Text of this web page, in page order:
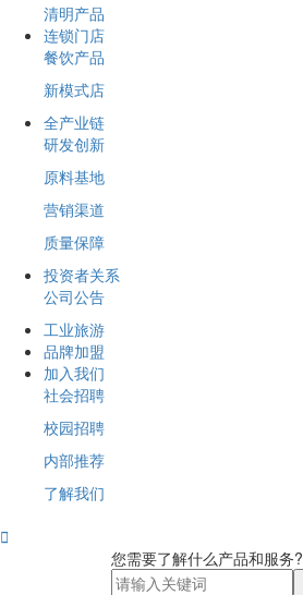
清明产品
连锁门店
餐饮产品
新模式店
全产业链
研发创新
原料基地
营销渠道
质量保障
投资者关系
公司公告
工业旅游
品牌加盟
加入我们
社会招聘
校园招聘
内部推荐
了解我们

您需要了解什么产品和服务?